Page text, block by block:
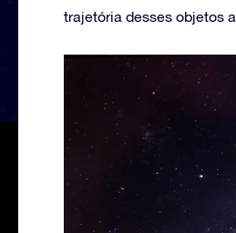
trajetória desses objetos